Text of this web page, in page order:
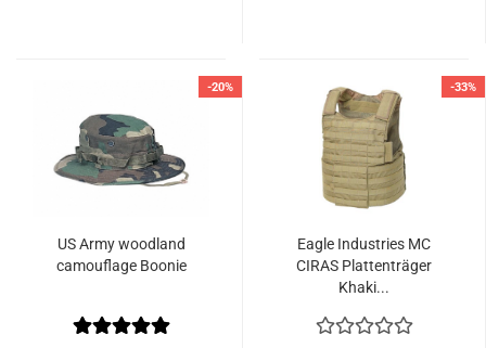
-20%
US Army woodland
camouflage Boonie
-33%
Eagle Industries MC
CIRAS Plattenträger
Khaki...